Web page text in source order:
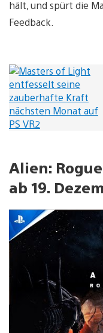
hält, und spürt die
Feedback.
Alien:
ab 19.